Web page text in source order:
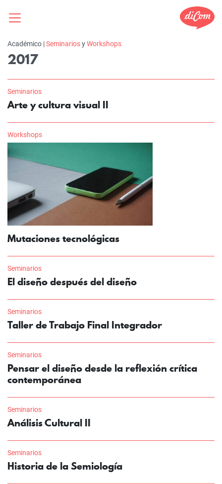
Académico |SeminariosyWorkshops
2017
Seminarios
Arte y cultura visual II
Workshops
Mutaciones tecnológicas
Seminarios
El diseño después del diseño
Seminarios
Taller de Trabajo Final Integrador
Seminarios
Pensar el diseño desde la reflexión crítica
contemporánea
Seminarios
Análisis Cultural II
Seminarios
Historia de la Semiología